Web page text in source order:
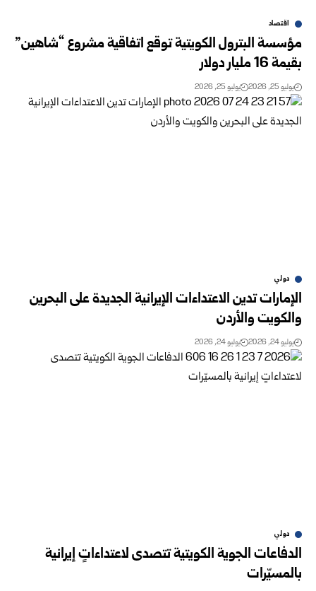
اقتصاد
مؤسسة البترول الكويتية توقع اتفاقية مشروع “شاهين”
بقيمة 16 ‏مليار دولار
يوليو 25, 2026 يوليو 25, 2026
دولي
الإمارات تدين الاعتداءات الإيرانية الجديدة على البحرين
والكويت والأردن
يوليو 24, 2026 يوليو 24, 2026
دولي
الدفاعات الجوية الكويتية تتصدى لاعتداءاتٍ إيرانية
بالمسيّرات ‌‎ ‎